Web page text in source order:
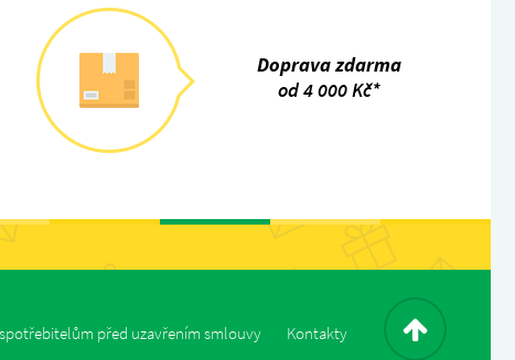
Doprava zdarma
od 4 000 Kč*
před uzavřením smlouvy Kontakty